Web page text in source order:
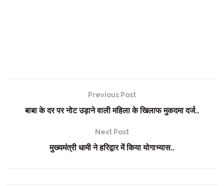
Previous Post
बाबा के दर पर नोट उड़ाने वाली महिला के खिलाफ मुकदमा दर्ज..
Next Post
मुख्यमंत्री धामी ने हरिद्वार में किया योगाभ्यास..